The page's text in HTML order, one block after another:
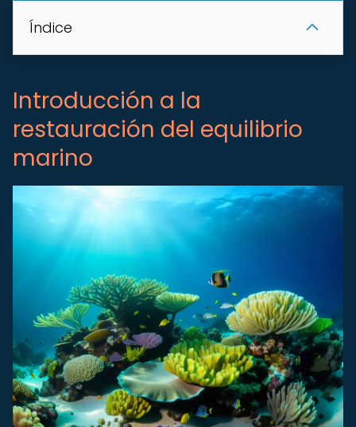
Índice
Introducción a la
restauración del equilibrio
marino